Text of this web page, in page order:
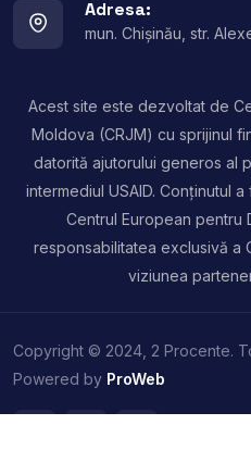
Adresa:
mun. Chișinău, str.
Acest site este dezvoltat de
Moldova (CRJM) cu sprijinul
datorită ajutorului generos al
intermediul USAID. Conținutul
Centrul European pentru
responsabilitatea exclusivă a
viziunea
Copyright © 2024, 2 Procente.
Powered by ProWeb